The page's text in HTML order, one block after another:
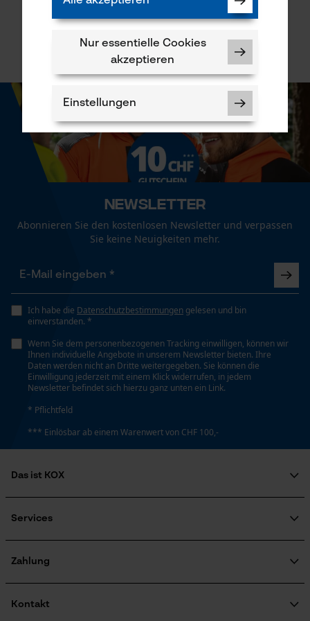
CHF 15.11 *
Newsletter
Abonnieren Sie den kostenlosen Newsletter und verpassen
Sie keine Neuigkeiten mehr.
Ich habe die Datenschutzbestimmungen gelesen und bin
einverstanden. *
Wenn Sie dem personenbezogenen Tracking einwilligen, können wir
Ihnen individuelle Angebote in unserem Newsletter bieten. Ihre
Daten werden nicht an Dritte weitergegeben. Sie können die
Einwilligung jederzeit mit einem Klick widerrufen, in jedem
Newsletter befindet sich hierzu ganz unten ein Link.
* Pflichtfeld
*** Einlösbar ab einem Warenwert von CHF 100,-
Das ist KOX
Soziales Engagement
Newsletter-Anmeldung
Services
Zertifizierte Qualität von KOX
Zahlung
Kontakt
Nur essentielle Cookies
akzeptieren
Einstellungen
Session ID
Datenverarbeitung
Econda Tag Manager
Econda Analytics
Fact-Finder Tracking